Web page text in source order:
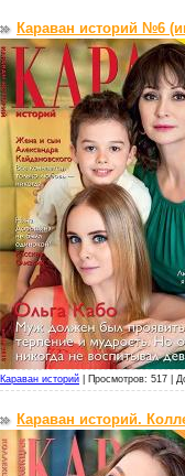
Караван историй №6
Караван историй Просмотров: 517 |
Караван историй.